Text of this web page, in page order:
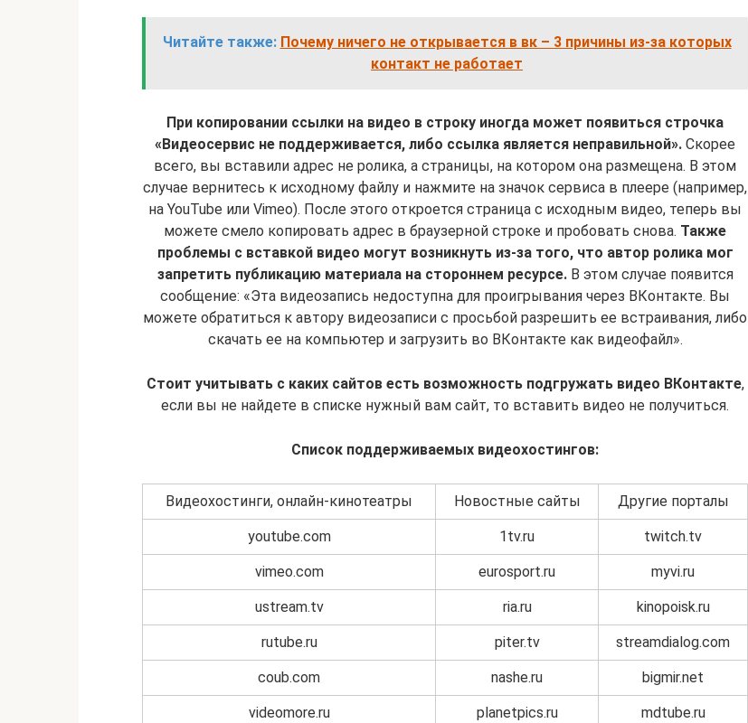
Читайте также: Почему ничего не открывается в вк – 3 причины из-за которых
контакт не работает
При копировании ссылки на видео в строку иногда может появиться строчка
«Видеосервис не поддерживается, либо ссылка является неправильной». Скорее
всего, вы вставили адрес не ролика, а страницы, на котором она размещена. В этом
случае вернитесь к исходному файлу и нажмите на значок сервиса в плеере (например,
на YouTube или Vimeo). После этого откроется страница с исходным видео, теперь вы
можете смело копировать адрес в браузерной строке и пробовать снова. Также
проблемы с вставкой видео могут возникнуть из-за того, что автор ролика мог
запретить публикацию материала на стороннем ресурсе.В этом случае появится
сообщение: «Эта видеозапись недоступна для проигрывания через ВКонтакте. Вы
можете обратиться к автору видеозаписи с просьбой разрешить ее встраивания, либо
скачать ее на компьютер и загрузить во ВКонтакте как видеофайл».
Стоит учитывать с каких сайтов есть возможность подгружать видео ВКонтакте,
если вы не найдете в списке нужный вам сайт, то вставить видео не получиться.
Список поддерживаемых видеохостингов:
Видеохостинги, онлайн-кинотеатры Новостные сайты Другие порталы
youtube.com 1tv.ru twitch.tv
vimeo.com eurosport.ru myvi.ru
ustream.tv ria.ru kinopoisk.ru
rutube.ru piter.tv streamdialog.com
coub.com nashe.ru bigmir.net
videomore.ru planetpics.ru mdtube.ru